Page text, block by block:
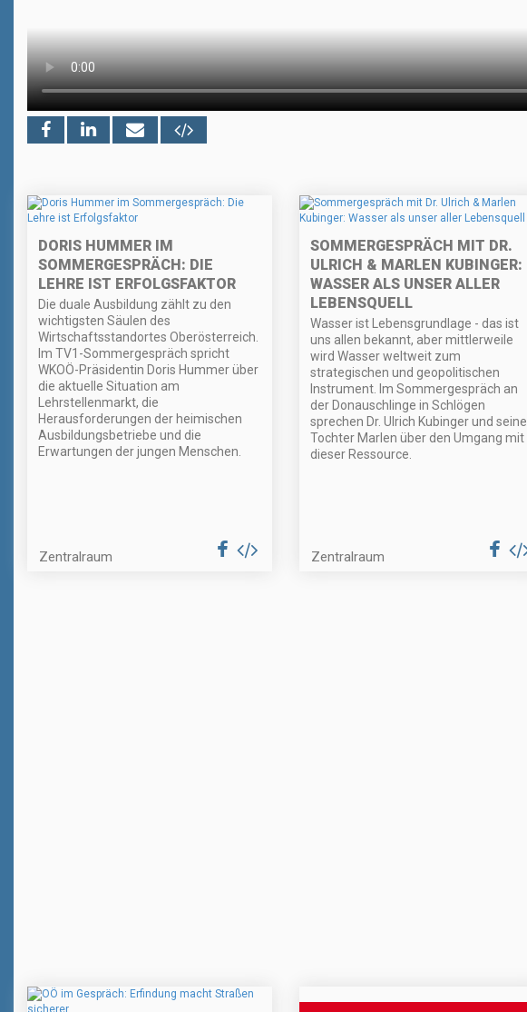
DORIS HUMMER IM
SOMMERGESPRÄCH: DIE
LEHRE IST ERFOLGSFAKTOR
Die duale Ausbildung zählt zu den
wichtigsten Säulen des
Wirtschaftsstandortes Oberösterreich.
Im TV1-Sommergespräch spricht
WKOÖ-Präsidentin Doris Hummer über
die aktuelle Situation am
Lehrstellenmarkt, die
Herausforderungen der heimischen
Ausbildungsbetriebe und die
Erwartungen der jungen Menschen.
Zentralraum
SOMMERGESPRÄCH MIT DR.
ULRICH & MARLEN KUBINGER:
WASSER ALS UNSER ALLER
LEBENSQUELL
Wasser ist Lebensgrundlage - das ist
uns allen bekannt, aber mittlerweile
wird Wasser weltweit zum
strategischen und geopolitischen
Instrument. Im Sommergespräch an
der Donauschlinge in Schlögen
sprechen Dr. Ulrich Kubinger und seine
Tochter Marlen über den Umgang mit
dieser Ressource.
Zentralraum